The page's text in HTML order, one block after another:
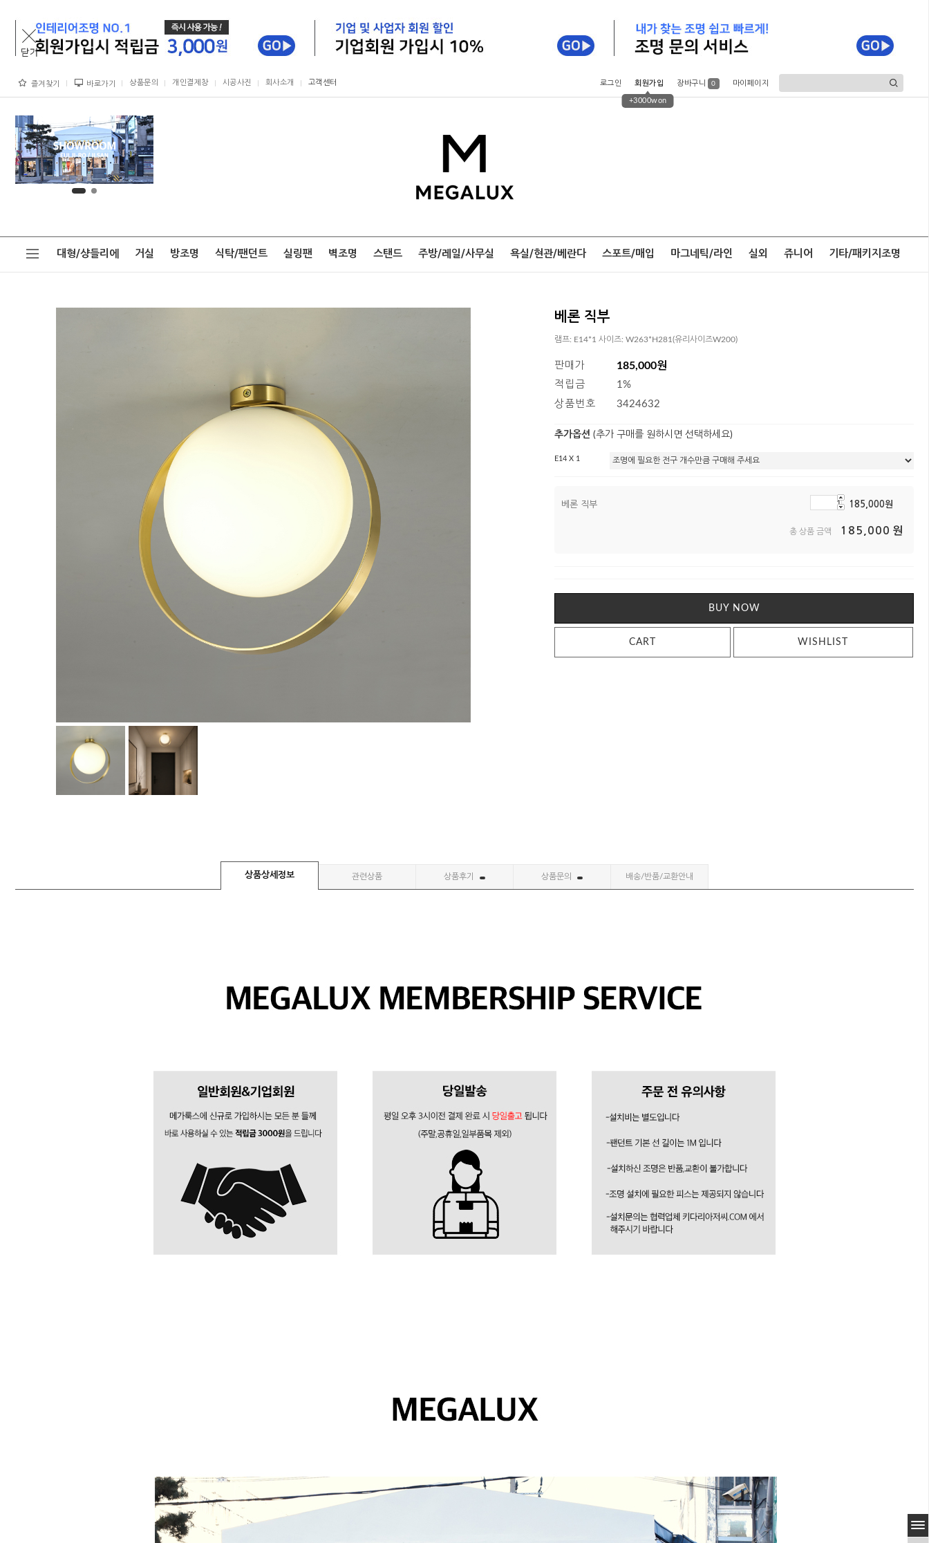
즐겨찾기 바로가기 상품문의 개인결제창 시공사진 회사소개 고객센터 로그인 회원가입
+3000won
장바구니 0 마이페이지
대형/샹들리에 거실 방조명 식탁/팬던트 실링팬 벽조명 스탠드 주방/레일/사무실 욕실/현관/베란다 스포트/매입 마그네틱/라인 실외 쥬니어 기타/패키지조명
베론 직부
램프: E14*1 사이즈: W263*H281(유리사이즈W200)
판매가 185,000원
적립금
1%
상품번호
3424632
추가옵션 (추가 구매를 원하시면 선택하세요)
E14 X 1
베론 직부 185,000원
총 상품 금액 185,000 원
BUY NOW
CART WISHLIST
상품상세정보 관련상품 상품후기 상품문의 배송/반품/교환안내